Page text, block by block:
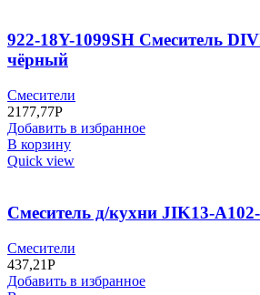
922-18Y-1099SH Смеситель
чёрный
Смесители
2177,77Р
Добавить в избранное
В корзину
Quick view
Смеситель д/кухни JIK13-
Смесители
437,21Р
Добавить в избранное